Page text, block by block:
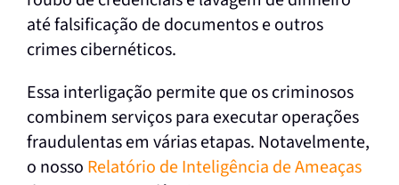
até falsificação de documentos e outros
crimes cibernéticos.
Essa interligação permite que os criminosos
combinem serviços para executar operações
fraudulentas em várias etapas. Notavelmente,
o nosso Relatório de Inteligência de Ameaças